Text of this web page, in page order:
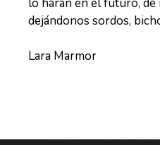
dejándonos sordos,
Lara Marmor